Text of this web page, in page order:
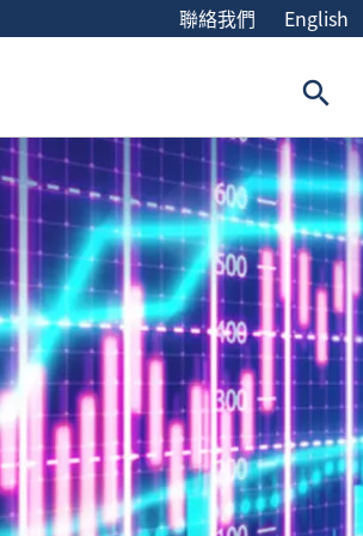
聯絡我們 English
search